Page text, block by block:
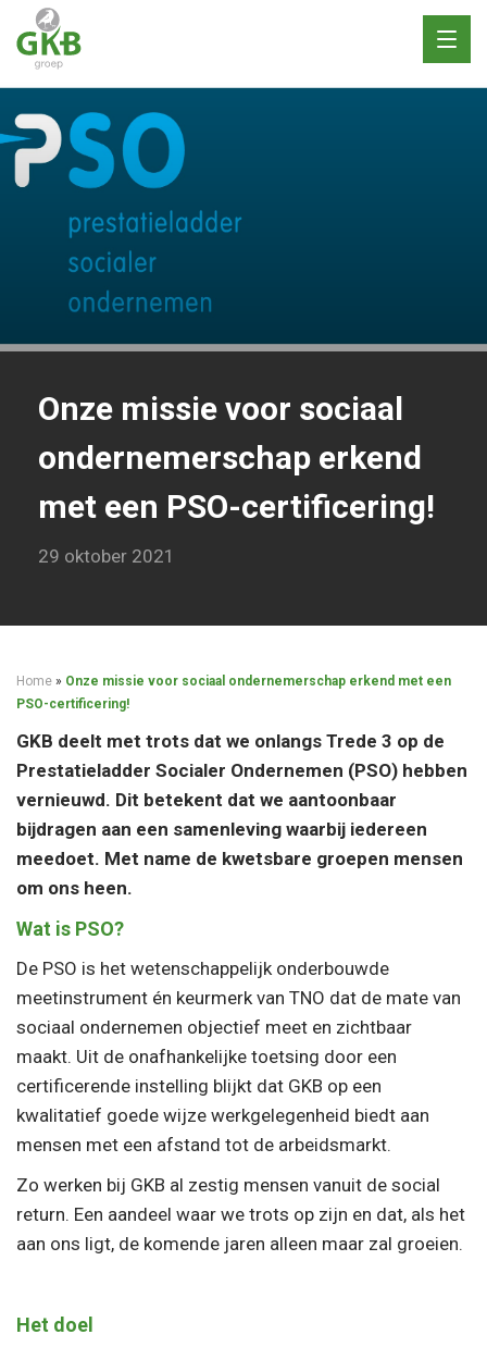
Onze missie voor sociaal
ondernemerschap erkend
met een PSO-certificering!
29 oktober 2021
Home » Onze missie voor sociaal ondernemerschap erkend met een
PSO-certificering!
GKB deelt met trots dat we onlangs Trede 3 op de
Prestatieladder Socialer Ondernemen (PSO) hebben
vernieuwd. Dit betekent dat we aantoonbaar
bijdragen aan een samenleving waarbij iedereen
meedoet. Met name de kwetsbare groepen mensen
om ons heen.
Wat is PSO?
De PSO is het wetenschappelijk onderbouwde
meetinstrument én keurmerk van TNO dat de mate van
sociaal ondernemen objectief meet en zichtbaar
maakt. Uit de onafhankelijke toetsing door een
certificerende instelling blijkt dat GKB op een
kwalitatief goede wijze werkgelegenheid biedt aan
mensen met een afstand tot de arbeidsmarkt.
Zo werken bij GKB al zestig mensen vanuit de social
return. Een aandeel waar we trots op zijn en dat, als het
aan ons ligt, de komende jaren alleen maar zal groeien.
Het doel